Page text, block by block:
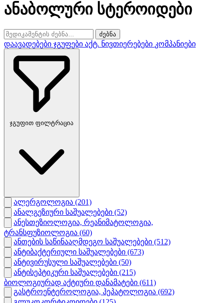
ანაბოლური სტეროიდები
ძებნა
დაავადებები ჯგუფები აქტ. ნივთიერებები კომპანიები
ჯგუფით ფილტრაცია
ალერგოლოგია (201)
ანალგეზიური საშუალებები (52)
ანესთეზიოლოგია, რეანიმატოლოგია,
ტრანსფუზიოლოგია (60)
ანთების საწინააღმდეგო საშუალებები (512)
ანტიბაქტერიული საშუალებები (673)
ანტივირუსული საშუალებები (50)
ანტისეპტიკური საშუალებები (215)
ბიოლოგიურად აქტიური დანამატები (611)
გასტროენტეროლოგია, ჰეპატოლოგია (692)